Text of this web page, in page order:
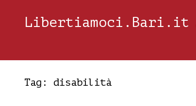
Libertiamoci.Bari.it
Tag: disabilità